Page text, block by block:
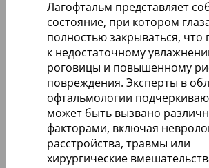
Лагофтальм представляет
состояние, при котором
полностью закрываться, что
к недостаточному
роговицы и повышенному
повреждения. Эксперты в
офтальмологии
может быть вызвано
факторами, включая
расстройства, травмы или
хирургические